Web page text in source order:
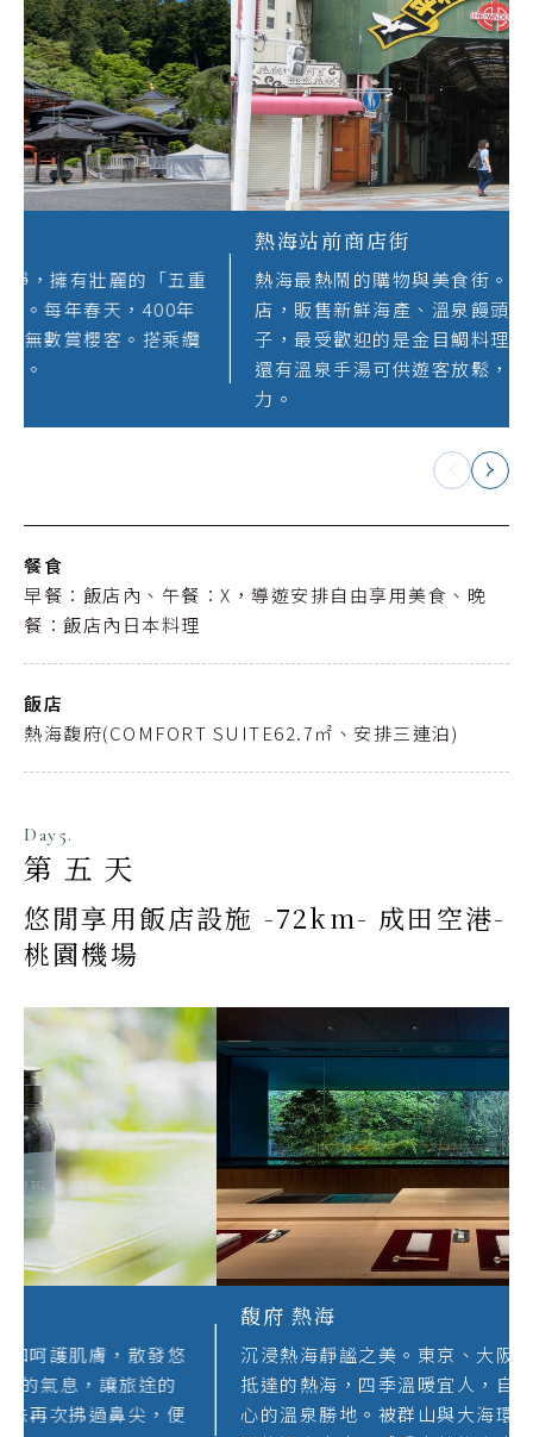
創建於1281年。寺內莊嚴寧靜，擁有壯麗的「五重
塔」與千年歷史的「祖師堂」。每年春天，400年
歷史的「枝垂櫻」盛開，吸引無數賞櫻客。搭乘纜
車可俯瞰富士山與駿河灣美景。
餐食
早餐：飯店內、午餐：X，導遊安排自由享用美食、晚
餐：飯店內日本料理
飯店
熱海馥府(COMFORT SUITE62.7㎡、安排三連泊)
Day5.
第五天
悠閒享用飯店設施 -72km- 成田空港-
桃園機場
馥府 熱海(舒適備品)
嚴選高保濕有機沐浴用品，溫和呵護肌膚，散發悠
然餘香（YOKOU）。承載著海的氣息，讓旅途的
記憶隨香氣流轉。當熟悉的香味再次拂過鼻尖，便